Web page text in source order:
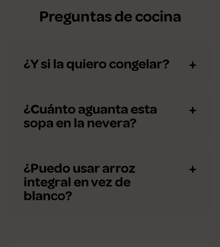
Preguntas de cocina
¿Y si la quiero congelar?
¿Cuánto aguanta esta
sopa en la nevera?
¿Puedo usar arroz
integral en vez de
blanco?